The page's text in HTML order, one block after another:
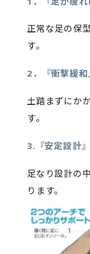
正常な足の保
す。
2．『衝撃緩和
土踏まずにか
す。
3.『安定設計』
足なり設計の
ります。